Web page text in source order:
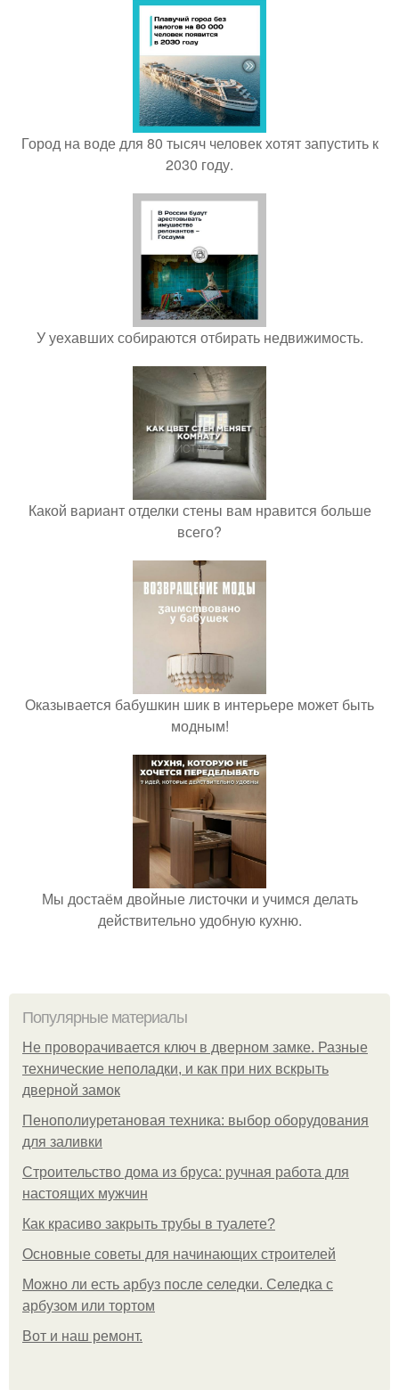
Город на воде для 80 тысяч человек хотят запустить к
2030 году.
У уехавших собираются отбирать недвижимость.
Какой вариант отделки стены вам нравится больше
всего?
Оказывается бабушкин шик в интерьере может быть
модным!
Мы достаём двойные листочки и учимся делать
действительно удобную кухню.
Популярные материалы
Не проворачивается ключ в дверном замке. Разные
технические неполадки, и как при них вскрыть
дверной замок
Пенополиуретановая техника: выбор оборудования
для заливки
Строительство дома из бруса: ручная работа для
настоящих мужчин
Как красиво закрыть трубы в туалете?
Основные советы для начинающих строителей
Можно ли есть арбуз после селедки. Селедка с
арбузом или тортом
Boт и наш ремoнт.